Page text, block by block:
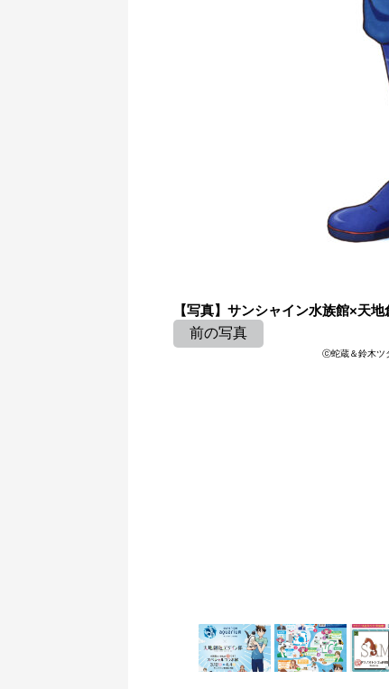
【写真】サンシャイン水族館×天
前の写真
ⓒ蛇蔵＆鈴木ツ